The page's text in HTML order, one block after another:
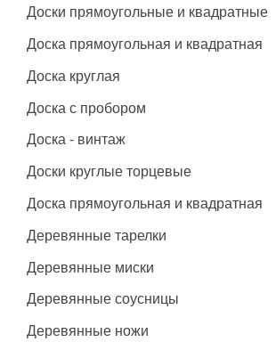
Доски прямоугольные и квадратные
Доска прямоугольная и квадратная
Доска круглая
Доска с пробором
Доска - винтаж
Доски круглые торцевые
Доска прямоугольная и квадратная
Деревянные тарелки
Деревянные миски
Деревянные соусницы
Деревянные ножи